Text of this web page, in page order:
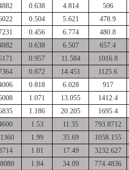
0.638 4.814 506
0.504 5.621 478.9
0.456 6.774 480.8
0.638 6.507 657.4
0.957 11.584 1016.8
0.872 14.451 1125.6
0.818 6.028 917
1.071 13.055 1412.4
1.186 20.205 1695.4
1.53 11.35 793.8712
1.99 35.69 1058.155
1.01 17.49 3232.627
1.84 34.09 774.4836